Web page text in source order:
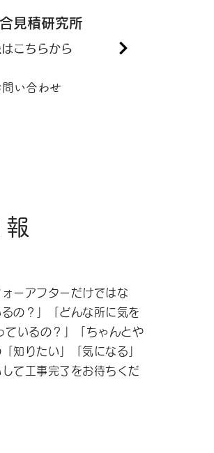
見積研究所
こちらから
問い合わせ
ーアフターだけではな
の？」「どんな所に気を
ているの？」「ちゃんとや
知りたい」「気になる」
て工事完了をお待ちくだ